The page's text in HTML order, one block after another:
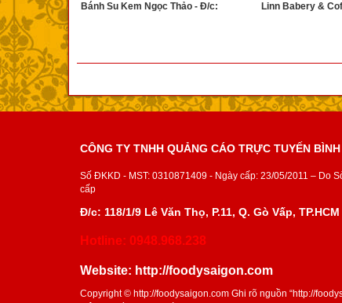
Bánh Su Kem Ngọc Thảo - Đ/c: Linn Babery &
CÔNG TY TNHH QUẢNG CÁO TRỰC TUYẾN
Số ĐKKD - MST: 0310871409 - Ngày cấp: 23/05/2011 – Do
cấp
Đ/c: 118/1/9 Lê Văn Thọ, P.11, Q. Gò Vấp, TP.HCM
Hotline: 0948.968.238
Website: http://foodysaigon.com
Copyright © http://foodysaigon.com Ghi rõ nguồn “http://